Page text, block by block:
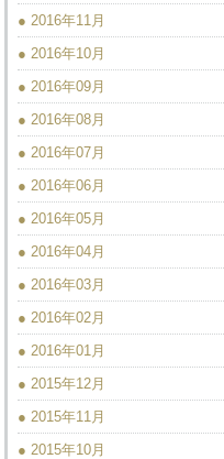
● 2016年11月
● 2016年10月
● 2016年09月
● 2016年08月
● 2016年07月
● 2016年06月
● 2016年05月
● 2016年04月
● 2016年03月
● 2016年02月
● 2016年01月
● 2015年12月
● 2015年11月
● 2015年10月